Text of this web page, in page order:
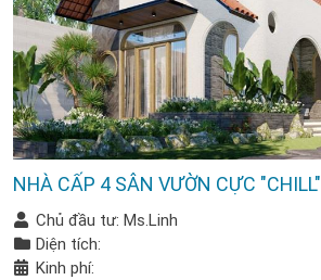
NHÀ CẤP 4 SÂN VƯỜN CỰC "CHILL"
Chủ đầu tư: Ms.Linh
Diện tích:
Kinh phí: